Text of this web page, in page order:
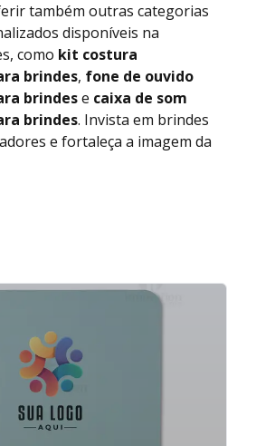
também outras categorias
disponíveis na
como kit costura
brindes, fone de ouvido
brindese caixa de som
brindes. Invista em brindes
e fortaleça a imagem da